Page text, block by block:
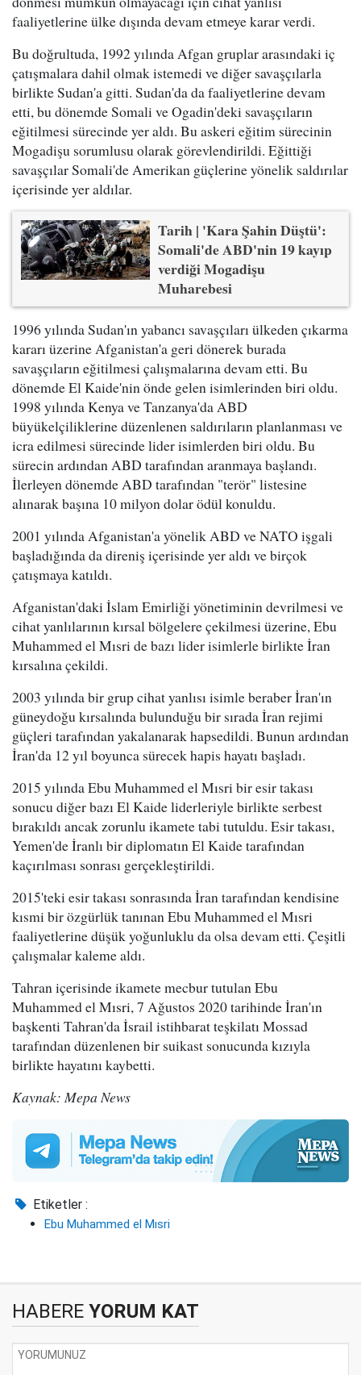
faaliyetlerine ülke dışında devam etmeye karar verdi.
Bu doğrultuda, 1992 yılında Afgan gruplar arasındaki iç
çatışmalara dahil olmak istemedi ve diğer savaşçılarla
birlikte Sudan'a gitti. Sudan'da da faaliyetlerine devam
etti, bu dönemde Somali ve Ogadin'deki savaşçıların
eğitilmesi sürecinde yer aldı. Bu askeri eğitim sürecinin
Mogadişu sorumlusu olarak görevlendirildi. Eğittiği
savaşçılar Somali'de Amerikan güçlerine yönelik saldırılar
içerisinde yer aldılar.
Tarih | 'Kara Şahin Düştü':
Somali'de ABD'nin 19 kayıp
verdiği Mogadişu
Muharebesi
1996 yılında Sudan'ın yabancı savaşçıları ülkeden çıkarma
kararı üzerine Afganistan'a geri dönerek burada
savaşçıların eğitilmesi çalışmalarına devam etti. Bu
dönemde El Kaide'nin önde gelen isimlerinden biri oldu.
1998 yılında Kenya ve Tanzanya'da ABD
büyükelçiliklerine düzenlenen saldırıların planlanması ve
icra edilmesi sürecinde lider isimlerden biri oldu. Bu
sürecin ardından ABD tarafından aranmaya başlandı.
İlerleyen dönemde ABD tarafından "terör" listesine
alınarak başına 10 milyon dolar ödül konuldu.
2001 yılında Afganistan'a yönelik ABD ve NATO işgali
başladığında da direniş içerisinde yer aldı ve birçok
çatışmaya katıldı.
Afganistan'daki İslam Emirliği yönetiminin devrilmesi ve
cihat yanlılarının kırsal bölgelere çekilmesi üzerine, Ebu
Muhammed el Mısri de bazı lider isimlerle birlikte İran
kırsalına çekildi.
2003 yılında bir grup cihat yanlısı isimle beraber İran'ın
güneydoğu kırsalında bulunduğu bir sırada İran rejimi
güçleri tarafından yakalanarak hapsedildi. Bunun ardından
İran'da 12 yıl boyunca sürecek hapis hayatı başladı.
2015 yılında Ebu Muhammed el Mısri bir esir takası
sonucu diğer bazı El Kaide liderleriyle birlikte serbest
bırakıldı ancak zorunlu ikamete tabi tutuldu. Esir takası,
Yemen'de İranlı bir diplomatın El Kaide tarafından
kaçırılması sonrası gerçekleştirildi.
2015'teki esir takası sonrasında İran tarafından kendisine
kısmi bir özgürlük tanınan Ebu Muhammed el Mısri
faaliyetlerine düşük yoğunluklu da olsa devam etti. Çeşitli
çalışmalar kaleme aldı.
Tahran içerisinde ikamete mecbur tutulan Ebu
Muhammed el Mısri, 7 Ağustos 2020 tarihinde İran'ın
başkenti Tahran'da İsrail istihbarat teşkilatı Mossad
tarafından düzenlenen bir suikast sonucunda kızıyla
birlikte hayatını kaybetti.
Kaynak: Mepa News
Etiketler :
Ebu Muhammed el Mısri
HABERE YORUM KAT